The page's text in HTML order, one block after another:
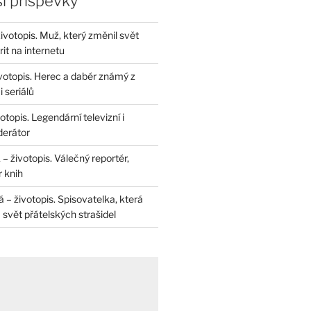
Muž, který změnil svět
na internetu
Herec a dabér známý z
seriálů
Legendární televizní i
životopis. Válečný reportér,
knih
– životopis. Spisovatelka, která
přátelských strašidel